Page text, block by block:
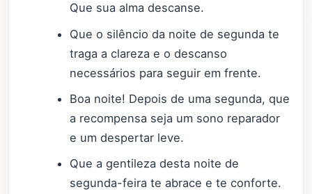
Que sua alma descanse.
Que o silêncio da noite de segunda te
traga a clareza e o descanso
necessários para seguir em frente.
Boa noite! Depois de uma segunda, que
a recompensa seja um sono reparador
e um despertar leve.
Que a gentileza desta noite de
segunda-feira te abrace e te conforte.